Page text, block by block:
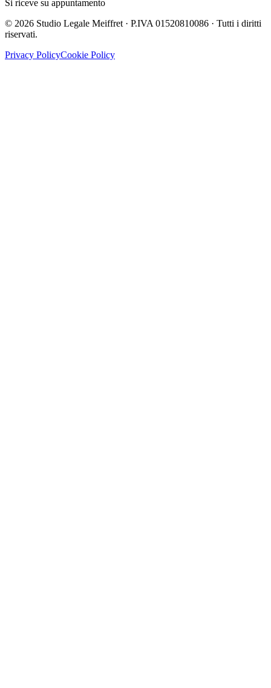
Si riceve su appuntamento
© 2026 Studio Legale Meiffret · P.IVA 01520810086 · Tutti i diritti
riservati.
Privacy PolicyCookie Policy